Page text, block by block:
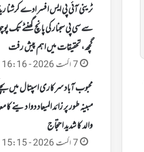
ٹرینی آئی پی ایس افسر ادے کرشنا
سے سی پی سجنار کی پانچ گھنٹے تک
گچھ، تحقیقات میں اہم پیش رفت
7 اگست 2026 - 16:16
محبوب آباد سرکاری اسپتال میں
مبینہ طور پر زائد المیعاد دوا دینے کا
والد کا شدید احتجاج
7 اگست 2026 - 15:15